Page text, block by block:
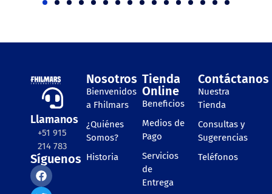
Llamanos
+51 915
214 783
Síguenos
Nosotros
Bienvenidos
a Fhilmars
¿Quiénes
Somos?
Historia
Tienda
Online
Beneficios
Medios de
Pago
Servicios
de
Entrega
Contáctanos
Nuestra
Tienda
Consultas y
Sugerencias
Teléfonos